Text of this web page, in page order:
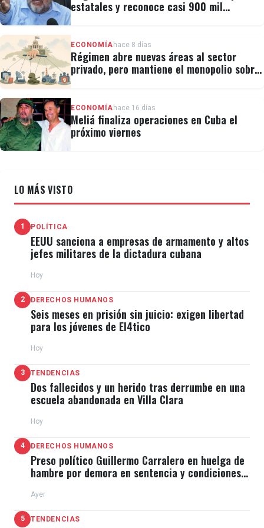
estatales y reconoce casi 900 mil
ECONOMÍA hace 8 días
Régimen abre nuevas áreas al sector
privado, pero mantiene el monopolio sobre
ECONOMÍA hace 16 días
Meliá finaliza operaciones en Cuba el
próximo viernes
LO MÁS VISTO
1 POLÍTICA
EEUU sanciona a empresas de armamento y altos
jefes militares de la dictadura cubana
Hoy
2 DERECHOS HUMANOS
Seis meses en prisión sin juicio: exigen libertad
para los jóvenes de El4tico
Hoy
3 TENDENCIAS
Dos fallecidos y un herido tras derrumbe en una
escuela abandonada en Villa Clara
Hoy
4 DERECHOS HUMANOS
Preso político Guillermo Carralero en huelga de
hambre por demora en sentencia y condiciones
Ayer
5 TENDENCIAS